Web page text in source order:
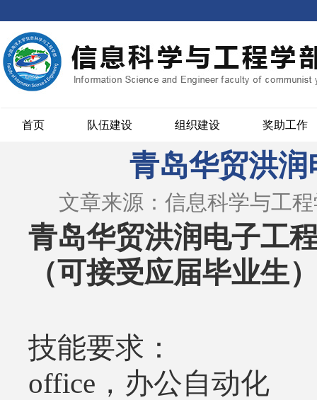
首页 队伍建设 组织建设 奖助工作
青岛华贸洪
文章来源：信息科学与工
青岛华贸洪润电子工
（可接受应届毕业生
技能要求：
office，办公自动化